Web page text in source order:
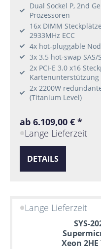
Dual Sockel P, 2nd
Prozessoren
16x DIMM
2933MHz ECC
4x hot-pluggable
3x 3.5 hot-swap
2x PCI-E 3.0 x16
Kartenunterstützung
2x 2200W
(Titanium Level)
ab 6.109,00 € *
Lange Lieferzeit
DETAILS
Lange Lieferzeit
SYS-
Xeon